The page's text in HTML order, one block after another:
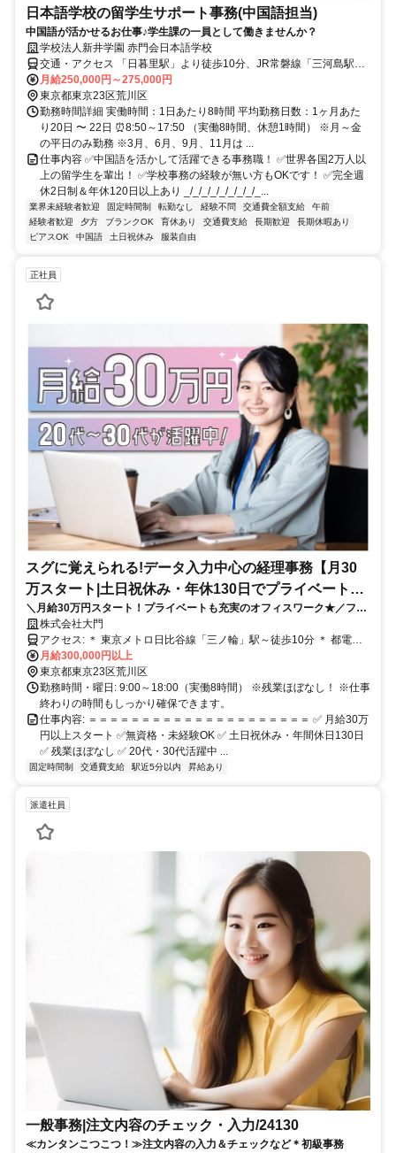
日本語学校の留学生サポート事務(中国語担当)
中国語が活かせるお仕事♪学生課の一員として働きませんか？
学校法人新井学園 赤門会日本語学校
交通・アクセス 「日暮里駅」より徒歩10分、JR常磐線「三河島駅」
より徒歩5分
月給250,000円～275,000円
東京都東京23区荒川区
勤務時間詳細 実働時間：1日あたり8時間 平均勤務日数：1ヶ月あた
り20日 〜 22日 ⏰8:50～17:50 （実働8時間、休憩1時間） ※月～金
の平日のみ勤務 ※3月、6月、9月、11月は ...
仕事内容 ✅中国語を活かして活躍できる事務職！ ✅世界各国2万人以
上の留学生を輩出！ ✅学校事務の経験が無い方もOKです！ ✅完全週
休2日制＆年休120日以上あり _/_/_/_/_/_/_/_/_...
業界未経験者歓迎 固定時間制 転勤なし 経験不問 交通費全額支給
午前
経験者歓迎
夕方 ブランクOK 育休あり 交通費支給 長期歓迎
長期休暇あり
ピアスOK
中国語 土日祝休み 服装自由
正社員
スグに覚えられる!データ入力中心の経理事務【月30
万スタート|土日祝休み・年休130日でプライベートも
】
＼月給30万円スタート！プライベートも充実のオフィスワーク★／フォ
ーマットへのデータ入力中心で未経験者も安心♪働きやすさから長期で働
く方多数◎
株式会社大門
アクセス: ＊ 東京メトロ日比谷線「三ノ輪」駅～徒歩10分 ＊ 都電荒
川線「荒川区役所前」駅～徒歩2分
月給300,000円以上
東京都東京23区荒川区
勤務時間・曜日: 9:00～18:00（実働8時間） ※残業ほぼなし！ ※仕事
終わりの時間もしっかり確保できます。
仕事内容: ＝＝＝＝＝＝＝＝＝＝＝＝＝＝＝＝＝＝＝＝＝ ✅ 月給30万
円以上スタート ✅無資格・未経験OK ✅ 土日祝休み・年間休日130日
✅ 残業ほぼなし ✅ 20代・30代活躍中 ...
固定時間制 交通費支給 駅近5分以内 昇給あり
派遣社員
一般事務|注文内容のチェック・入力/24130
≪カンタンこつこつ！≫注文内容の入力＆チェックなど＊初級事務